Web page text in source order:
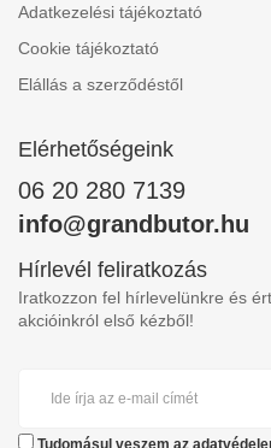
Adatkezelési tájékoztató
Cookie tájékoztató
Elállás a szerződéstől
Elérhetőségeink
06 20 280 7139
info@grandbutor.hu
Hírlevél feliratkozás
Iratkozzon fel hírlevelünkre és
akcióinkról első kézből!
Tudomásul veszem az